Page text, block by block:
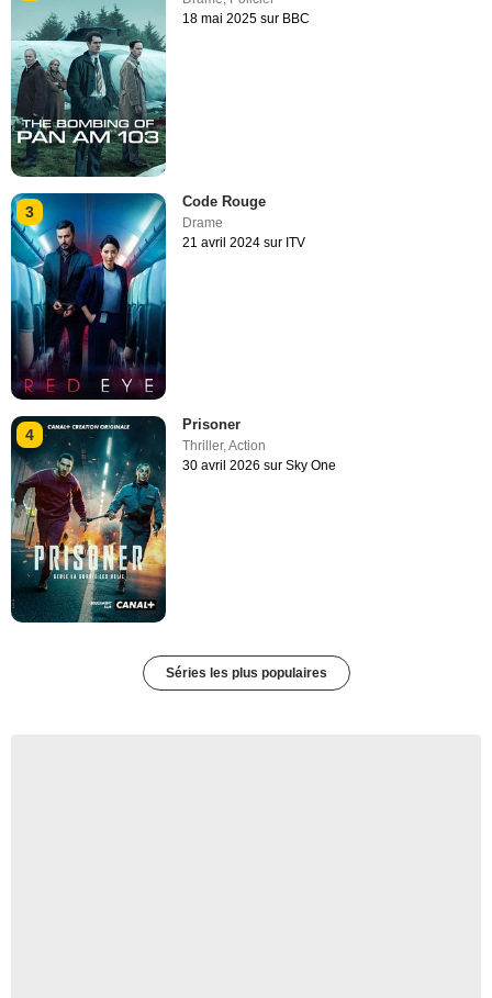
18 mai 2025 sur BBC
3
Code Rouge
Drame
21 avril 2024 sur ITV
4
Prisoner
Thriller,Action
30 avril 2026 sur Sky One
Séries les plus populaires